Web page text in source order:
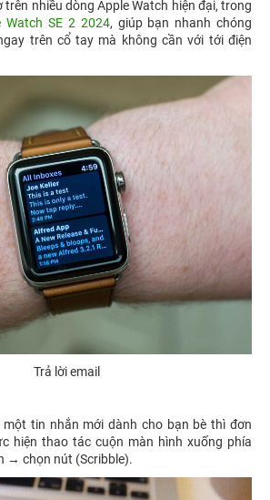
nhiều dòng Apple Watch hiện đại, trong
Watch SE 2 2024, giúp bạn nhanh chóng
trên cổ tay mà không cần với tới điện
Trả lời email
một tin nhắn mới dành cho bạn bè thì đơn
hiện thao tác cuộn màn hình xuống phía
→ chọn nút (Scribble).